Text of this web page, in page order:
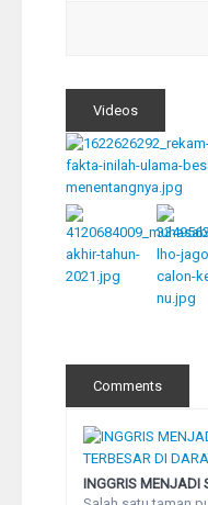
Videos
Comments
INGGRIS MENJADI